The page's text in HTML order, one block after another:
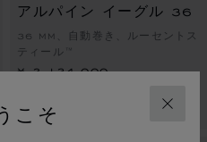
閉じる
こそ
アルパイン イーグル 36
36 MM、自動巻き、ルーセントス
ティール™
¥ 2,134,000